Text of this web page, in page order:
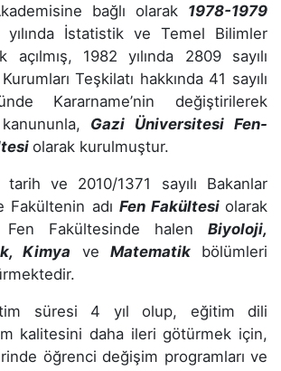
bağlı olarak 1978-1979
yılında İstatistik ve Temel Bilimler
açılmış, 1982 yılında 2809 sayılı
Teşkilatı hakkında 41 sayılı
Kararname’nin değiştirilerek
Gazi Üniversitesi Fen-
olarak kurulmuştur.
ve 2010/1371 sayılı Bakanlar
Fakültenin adı Fen Fakültesiolarak
Fen Fakültesinde halen Biyoloji,
Kimya veMatematik bölümleri
süresi 4 yıl olup, eğitim dili
kalitesini daha ileri götürmek için,
öğrenci değişim programları ve